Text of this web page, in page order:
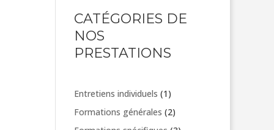
CATÉGORIES DE
NOS
PRESTATIONS
Entretiens individuels 1 1
produit
Formations générales 22
produits